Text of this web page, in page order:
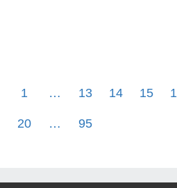
1 … 13 14 15
20 … 95